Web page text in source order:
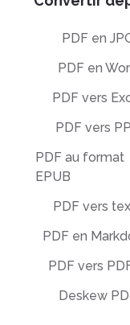
PDF en
PDF en
PDF vers
PDF vers
PDF au format
EPUB
PDF vers
PDF en
PDF vers
Deskew